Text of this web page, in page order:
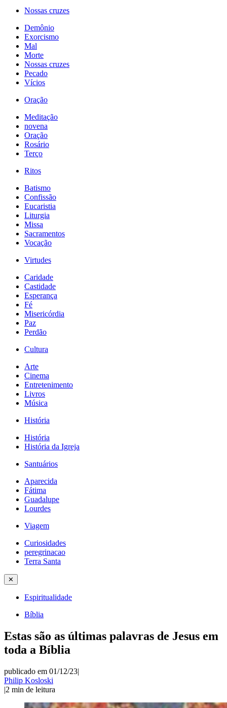
Nossas cruzes
Demônio
Exorcismo
Mal
Morte
Nossas cruzes
Pecado
Vícios
Oração
Meditação
novena
Oração
Rosário
Terço
Ritos
Batismo
Confissão
Eucaristia
Liturgia
Missa
Sacramentos
Vocação
Virtudes
Caridade
Castidade
Esperança
Fé
Misericórdia
Paz
Perdão
Cultura
Arte
Cinema
Entretenimento
Livros
Música
História
História
História da Igreja
Santuários
Aparecida
Fátima
Guadalupe
Lourdes
Viagem
Curiosidades
peregrinacao
Terra Santa
✕
Espiritualidade
Bíblia
Estas são as últimas palavras de Jesus em
toda a Bíblia
publicado em 01/12/23|
Philip Kosloski
|2 min de leitura